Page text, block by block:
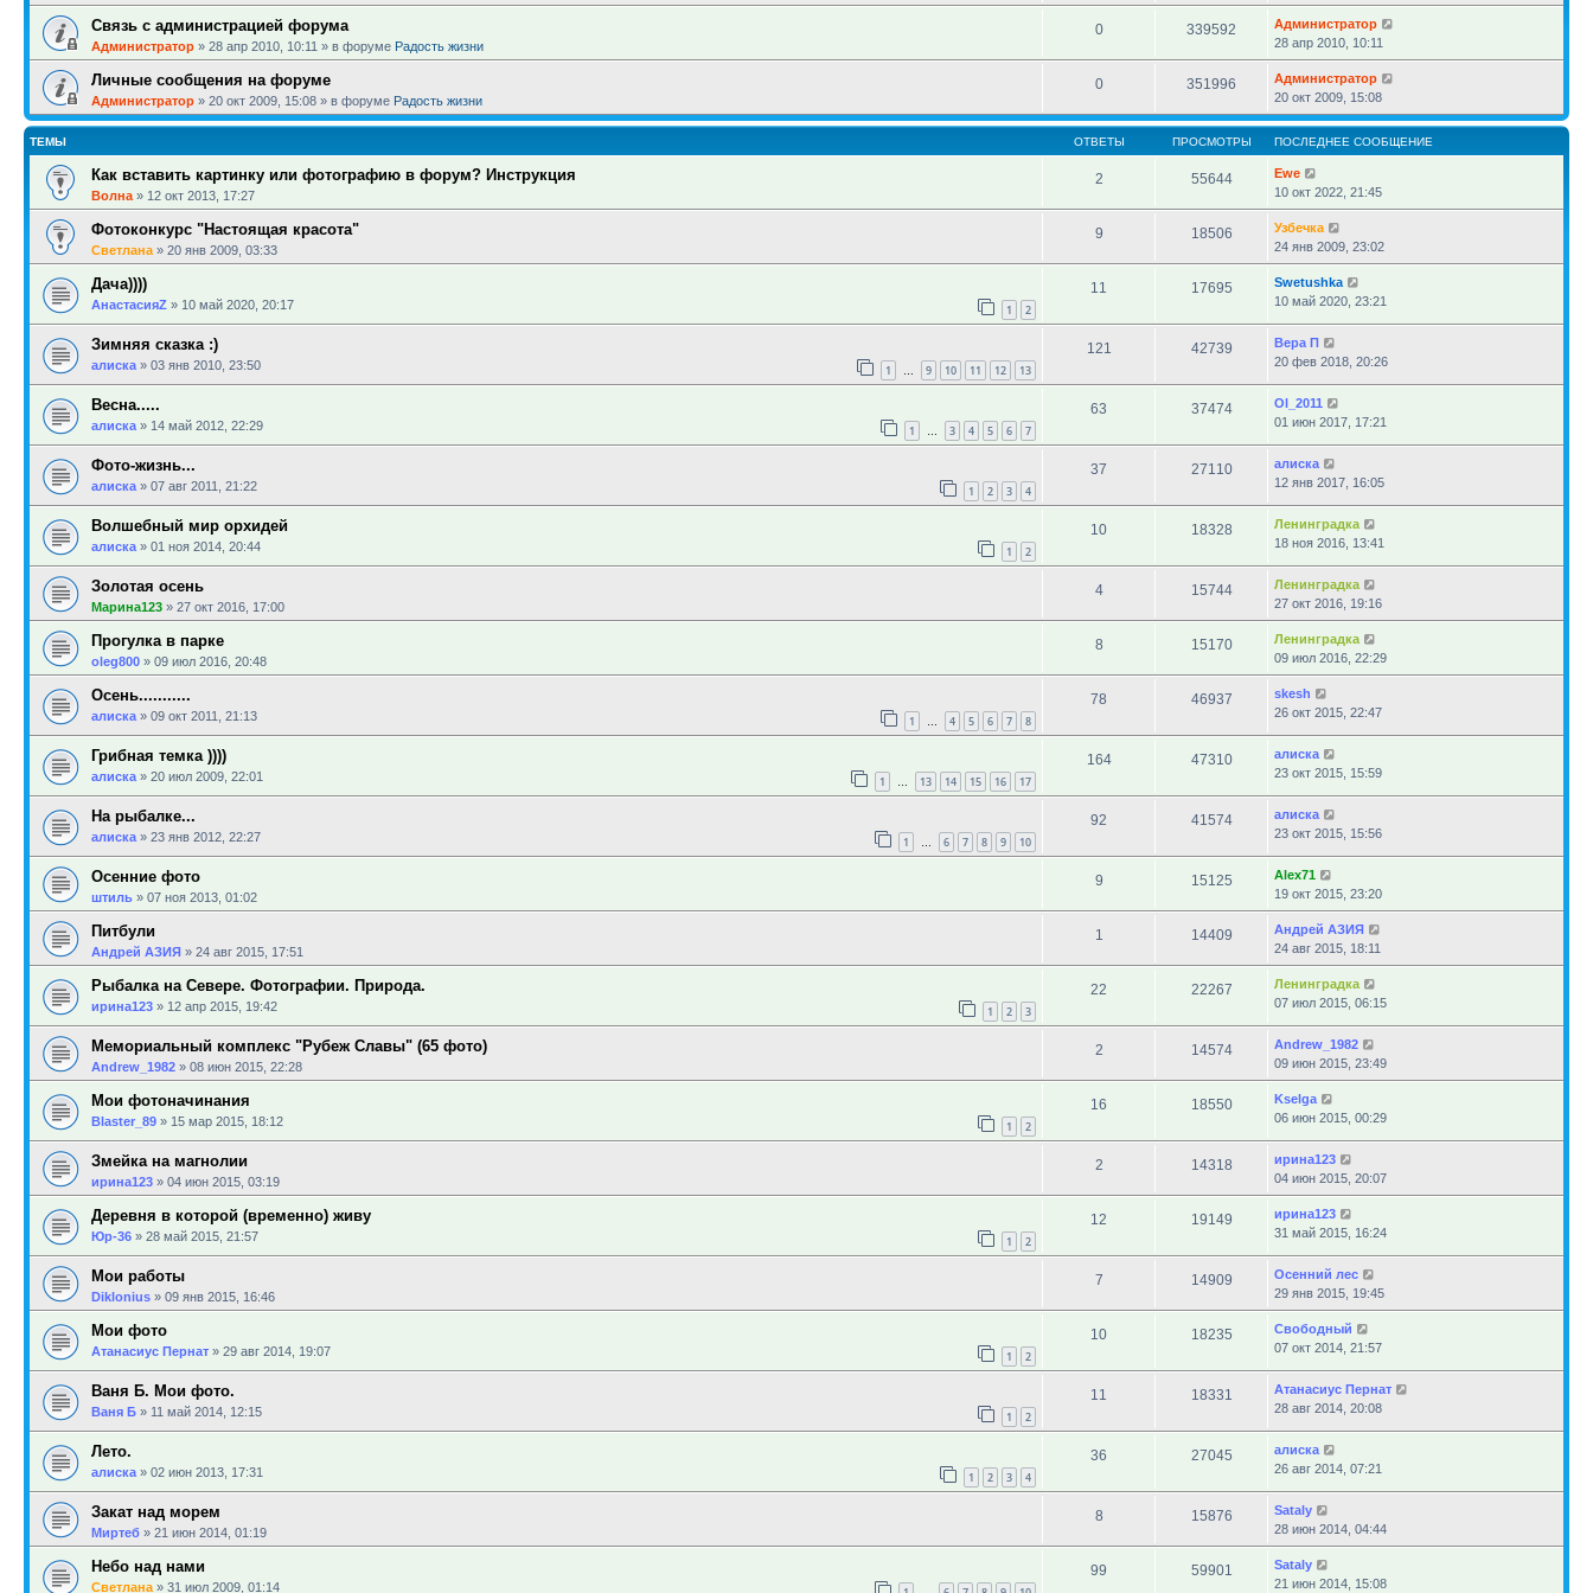
Связь с администрацией форума
Администратор » 28 апр 2010, 10:11 » в форуме Радость жизни
0 339592
Администратор
28 апр 2010, 10:11
Личные сообщения на форуме
Администратор » 20 окт 2009, 15:08 » в форуме Радость жизни
0 351996
Администратор
20 окт 2009, 15:08
ТЕМЫ ОТВЕТЫ ПРОСМОТРЫ ПОСЛЕДНЕЕ СООБЩЕНИЕ
Как вставить картинку или фотографию в форум? Инструкция
Волна » 12 окт 2013, 17:27
2 55644
Ewe
10 окт 2022, 21:45
Фотоконкурс "Настоящая красота"
Светлана » 20 янв 2009, 03:33
9 18506
Узбечка
24 янв 2009, 23:02
Дача))))
АнастасияZ » 10 май 2020, 20:17 1 2
11 17695
Swetushka
10 май 2020, 23:21
Зимняя сказка :)
алиска » 03 янв 2010, 23:50 1 … 9 10 11 12 13
121 42739
Вера П
20 фев 2018, 20:26
Весна.....
алиска » 14 май 2012, 22:29 1 … 3 4 5 6 7
63 37474
Ol_2011
01 июн 2017, 17:21
Фото-жизнь...
алиска » 07 авг 2011, 21:22 1 2 3 4
37 27110
алиска
12 янв 2017, 16:05
Волшебный мир орхидей
алиска » 01 ноя 2014, 20:44 1 2
10 18328
Ленинградка
18 ноя 2016, 13:41
Золотая осень
Марина123 » 27 окт 2016, 17:00
4 15744
Ленинградка
27 окт 2016, 19:16
Прогулка в парке
oleg800 » 09 июл 2016, 20:48
8 15170
Ленинградка
09 июл 2016, 22:29
Осень...........
алиска » 09 окт 2011, 21:13 1 … 4 5 6 7 8
78 46937
skesh
26 окт 2015, 22:47
Грибная темка ))))
алиска » 20 июл 2009, 22:01 1 … 13 14 15 16 17
164 47310
алиска
23 окт 2015, 15:59
На рыбалке...
алиска » 23 янв 2012, 22:27 1 … 6 7 8 9 10
92 41574
алиска
23 окт 2015, 15:56
Осенние фото
штиль » 07 ноя 2013, 01:02
9 15125
Alex71
19 окт 2015, 23:20
Питбули
Андрей АЗИЯ » 24 авг 2015, 17:51
1 14409
Андрей АЗИЯ
24 авг 2015, 18:11
Рыбалка на Севере. Фотографии. Природа.
ирина123 » 12 апр 2015, 19:42 1 2 3
22 22267
Ленинградка
07 июл 2015, 06:15
Мемориальный комплекс "Рубеж Славы" (65 фото)
Andrew_1982 » 08 июн 2015, 22:28
2 14574
Andrew_1982
09 июн 2015, 23:49
Мои фотоначинания
Blaster_89 » 15 мар 2015, 18:12 1 2
16 18550
Kselga
06 июн 2015, 00:29
Змейка на магнолии
ирина123 » 04 июн 2015, 03:19
2 14318
ирина123
04 июн 2015, 20:07
Деревня в которой (временно) живу
Юр-36 » 28 май 2015, 21:57 1 2
12 19149
ирина123
31 май 2015, 16:24
Мои работы
Diklonius » 09 янв 2015, 16:46
7 14909
Осенний лес
29 янв 2015, 19:45
Мои фото
Атанасиус Пернат » 29 авг 2014, 19:07 1 2
10 18235
Свободный
07 окт 2014, 21:57
Ваня Б. Мои фото.
Ваня Б » 11 май 2014, 12:15 1 2
11 18331
Атанасиус Пернат
28 авг 2014, 20:08
Лето.
алиска » 02 июн 2013, 17:31 1 2 3 4
36 27045
алиска
26 авг 2014, 07:21
Закат над морем
Миртеб » 21 июн 2014, 01:19
8 15876
Sataly
28 июн 2014, 04:44
Небо над нами
Светлана » 31 июл 2009, 01:14
99 59901
Sataly
21 июн 2014, 15:08